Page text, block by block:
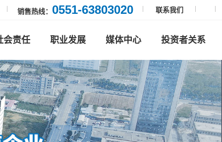
销售热线： 0551-63803020 联系我们
会责任 职业发展 媒体中心 投资者关系